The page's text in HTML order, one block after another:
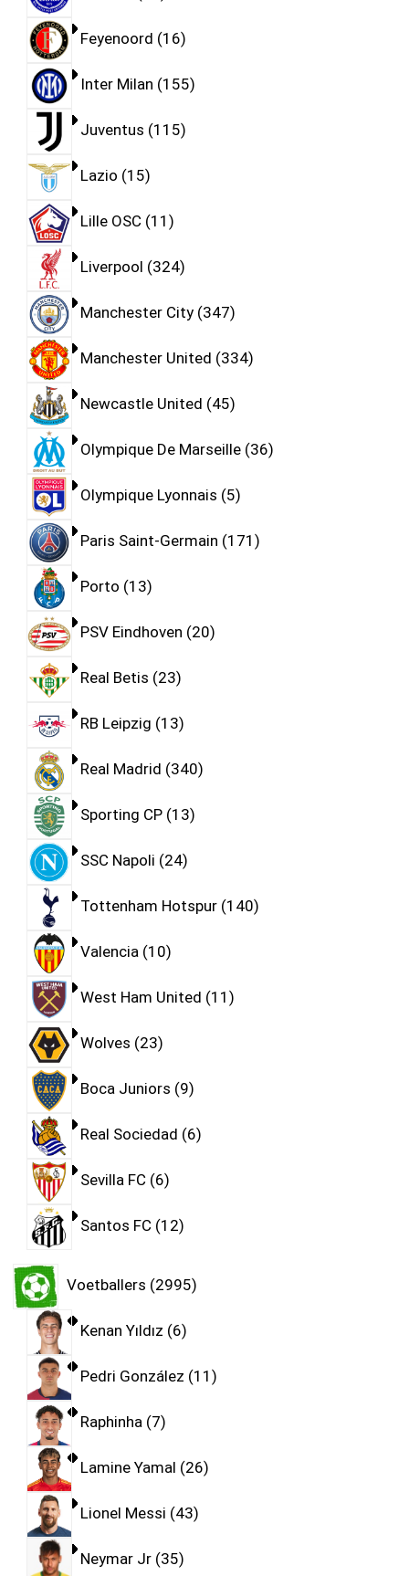
Feyenoord 16
Inter Milan 155
Juventus 115
Lazio 15
Lille OSC 11
Liverpool 324
Manchester City 347
Manchester United 334
Newcastle United 45
Olympique De Marseille 36
Olympique Lyonnais 5
Paris Saint-Germain 171
Porto 13
PSV Eindhoven 20
Real Betis 23
RB Leipzig 13
Real Madrid 340
Sporting CP 13
SSC Napoli 24
Tottenham Hotspur 140
Valencia 10
West Ham United 11
Wolves 23
Boca Juniors 9
Real Sociedad 6
Sevilla FC 6
Santos FC 12
Voetballers 2995
Kenan Yıldız 6
Pedri González 11
Raphinha 7
Lamine Yamal 26
Lionel Messi 43
Neymar Jr 35